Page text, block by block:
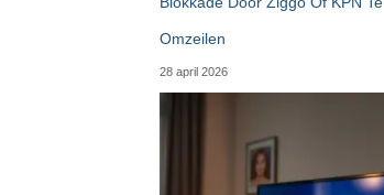
Omzeilen
28 april 2026